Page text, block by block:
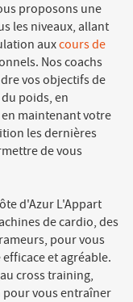
proposons une
les niveaux, allant
auxcours de
Nos coachs
vos objectifs de
poids, en
maintenant votre
les dernières
de vous
d'Azur L'Appart
de cardio, des
pour vous
et agréable.
cross training,
pour vous entraîner